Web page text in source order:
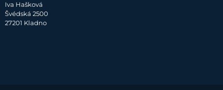
Iva Hašková
Švédská 2500
27201 Kladno